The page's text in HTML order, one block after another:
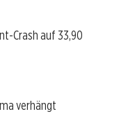
Crash auf 33,90
verhängt